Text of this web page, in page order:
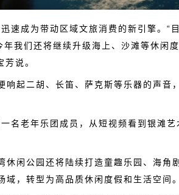
速成为带动区域文旅消费的新引擎。“
我们还将继续升级海上、沙滩等休闲
说。
响起二胡、长笛、萨克斯等乐器的声音
名老年乐团成员，从短视频看到银滩
休闲公园还将陆续打造童趣乐园、海角
，转型为高品质休闲度假和生活空间。